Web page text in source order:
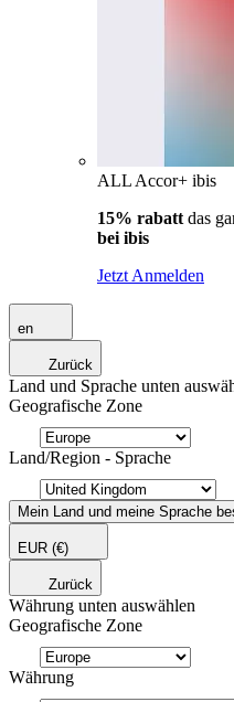
ALL Accor+ ibis
15% rabatt das
bei ibis
Jetzt Anmelden
en
Zurück
Land und Sprache unten
Geografische Zone
Land/Region - Sprache
Mein Land und meine Sprache
EUR (€)
Zurück
Währung unten auswählen
Geografische Zone
Währung